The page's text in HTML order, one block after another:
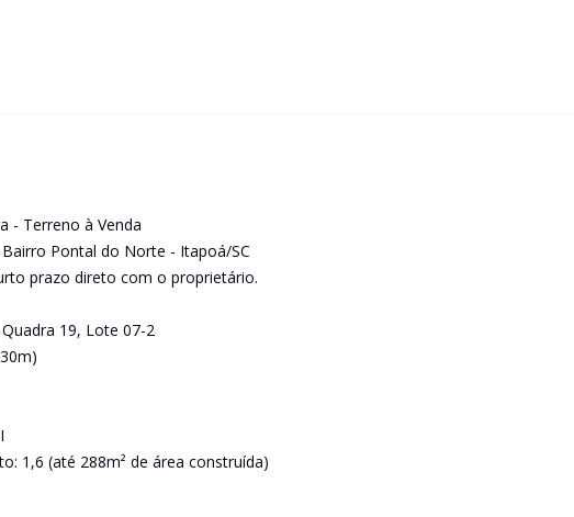
- Terreno à Venda
Pontal do Norte - Itapoá/SC
prazo direto com o proprietário.
19, Lote 07-2
1,6 (até 288m² de área construída)